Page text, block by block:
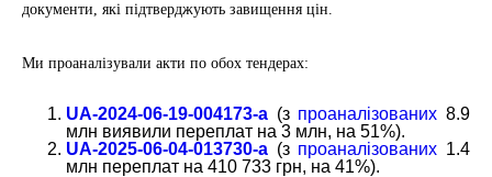
документи, які підтверджують завищення цін.
Ми проаналізували акти по обох тендерах:
UA-2024-06-19-004173-a (з проаналізованих 8.9
млн виявили переплат на 3 млн, на 51%).
UA-2025-06-04-013730-a (з проаналізованих 1.4
млн переплат на 410 733 грн, на 41%).